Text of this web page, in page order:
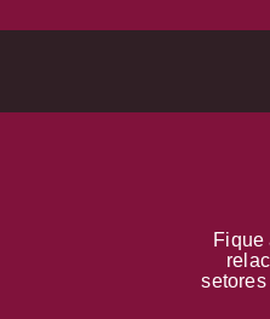
Fique